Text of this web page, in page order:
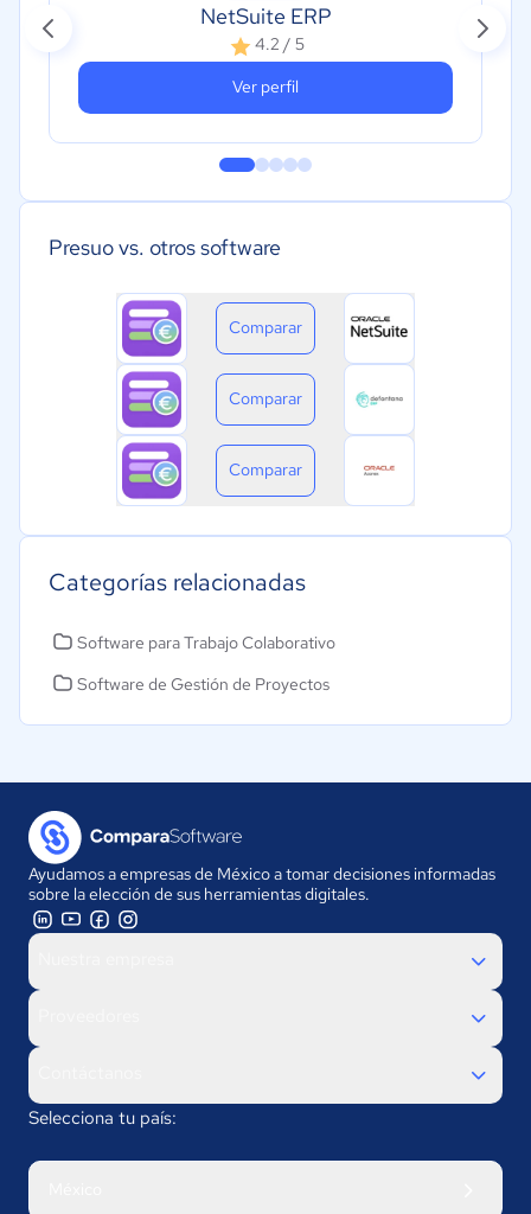
NetSuite ERP
4.2 / 5
Ver perfil
Presuo vs. otros software
Comparar
Comparar
Comparar
Categorías relacionadas
Software para Trabajo Colaborativo
Software de Gestión de Proyectos
Ayudamos a empresas de México a tomar decisiones informadas
sobre la elección de sus herramientas digitales.
Selecciona tu país: